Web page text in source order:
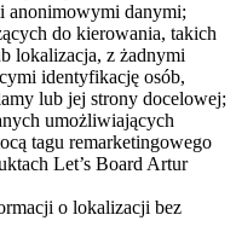
anonimowymi danymi;
do kierowania, takich
lokalizacja, z żadnymi
identyfikację osób,
lub jej strony docelowej;
umożliwiających
tagu remarketingowego
Let’s Board Artur
o lokalizacji bez